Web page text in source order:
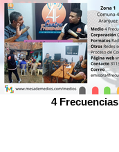
4 Frecuencias